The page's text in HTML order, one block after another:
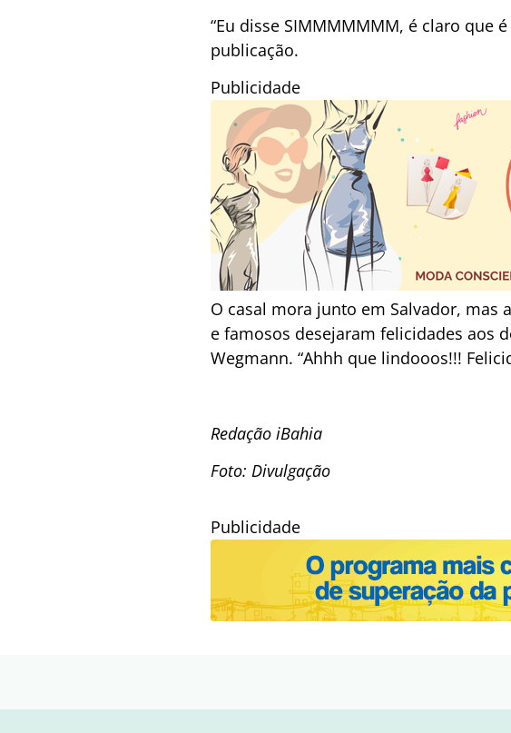
“Eu disse SIMMMMMMM, é claro que
publicação.
Publicidade
O casal mora junto em Salvador,
e famosos desejaram felicidades aos
Wegmann. “Ahhh que lindooos!!!
Redação iBahia
Foto: Divulgação
Publicidade